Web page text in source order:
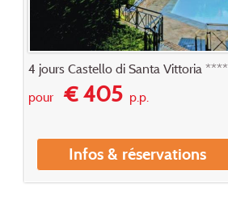
4 jours Castello di Santa Vittoria ****
pour€ 405p.p.
Infos & réservations